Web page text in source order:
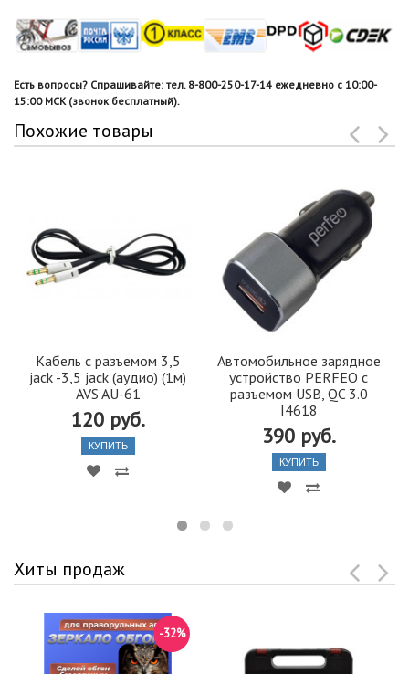
Есть вопросы? Спрашивайте: тел. 8-800-250-17-14 ежедневно с 10:00-
15:00 МСК (звонок бесплатный).
Похожие товары
Кабель с разъемом 3,5
jack -3,5 jack (аудио) (1м)
AVS AU-61
120 руб.
КУПИТЬ
Автомобильное зарядное
устройство PERFEO с
разъемом USB, QC 3.0
I4618
390 руб.
КУПИТЬ
Хиты продаж
-32%